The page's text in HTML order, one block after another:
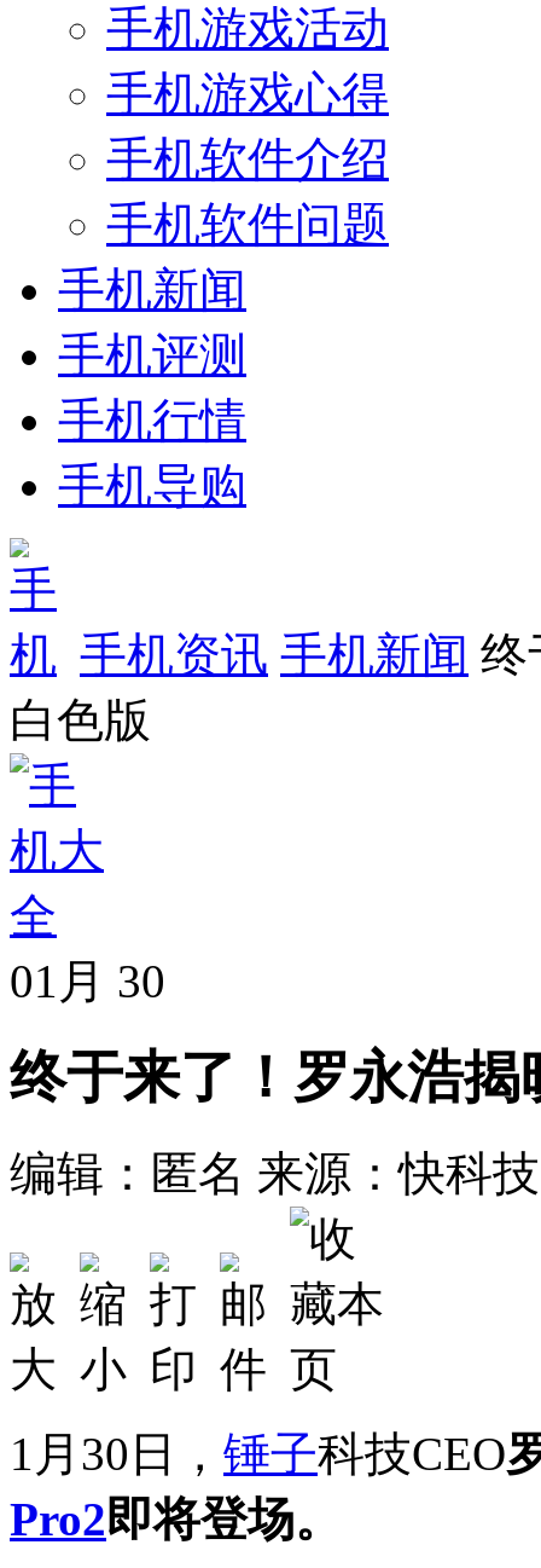
手机游戏活动
手机游戏心得
手机软件介绍
手机软件问题
手机新闻
手机评测
手机行情
手机导购
手机资讯 手机新闻 终
白色版
01月 30
终于来了！罗永浩
编辑：匿名 来源：快科技
1月30日， 锤子科技CEO
Pro2即将登场。